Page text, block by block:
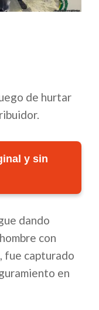
de hurtar
y sin
dando
con
fue capturado
en